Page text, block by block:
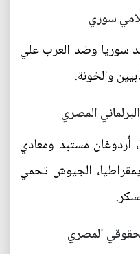
سوري
سوريا وضد العرب علي
والخونة.
المصري
أردوغان مستبد ومعادي
الجيوش تحمي
المصري